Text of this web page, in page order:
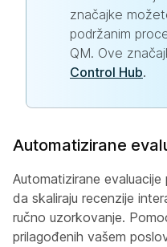
značajke
podržanim
QM. Ove
Control Hub.
Automatizirane
Automatizirane
da skaliraju recenzije
ručno uzorkovanje.
prilagođenih vašem